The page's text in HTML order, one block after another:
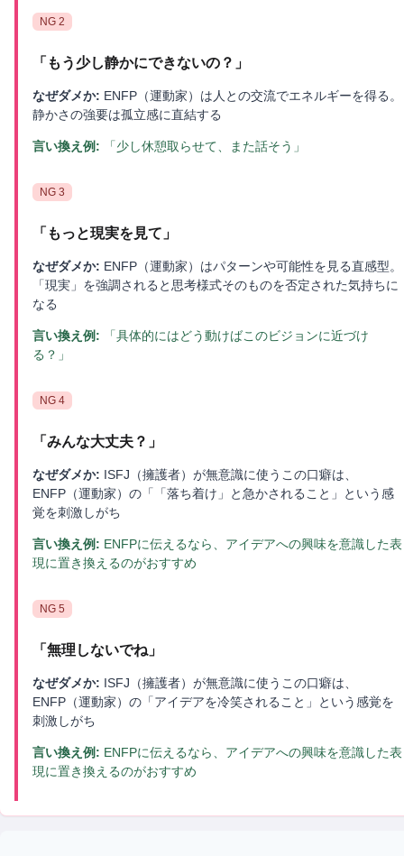
NG 2
「 もう少し静かにできないの？ 」
なぜダメか: ENFP（運動家）は人との交流でエネルギーを得る。
静かさの強要は孤立感に直結する
言い換え例: 「少し休憩取らせて、また話そう」
NG 3
「 もっと現実を見て 」
なぜダメか: ENFP（運動家）はパターンや可能性を見る直感型。
「現実」を強調されると思考様式そのものを否定された気持ちに
なる
言い換え例:
「具体的にはどう動けばこのビジョンに近づけ
る？」
NG 4
「 みんな大丈夫？ 」
なぜダメか: ISFJ（擁護者）が無意識に使うこの口癖は、
ENFP（運動家）の「「落ち着け」と急かされること」という感
覚を刺激しがち
言い換え例: ENFPに伝えるなら、アイデアへの興味を意識した表
現に置き換えるのがおすすめ
NG 5
「 無理しないでね 」
なぜダメか: ISFJ（擁護者）が無意識に使うこの口癖は、
ENFP（運動家）の「アイデアを冷笑されること」という感覚を
刺激しがち
言い換え例: ENFPに伝えるなら、アイデアへの興味を意識した表
現に置き換えるのがおすすめ